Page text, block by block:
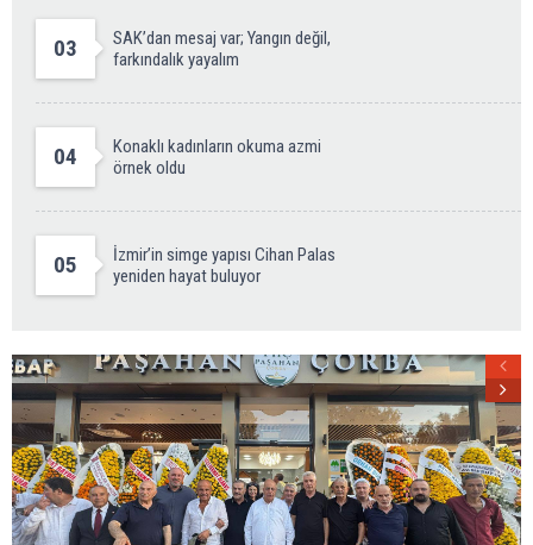
03
SAK’dan mesaj var; Yangın değil,
farkındalık yayalım
04
Konaklı kadınların okuma azmi
örnek oldu
05
İzmir’in simge yapısı Cihan Palas
yeniden hayat buluyor